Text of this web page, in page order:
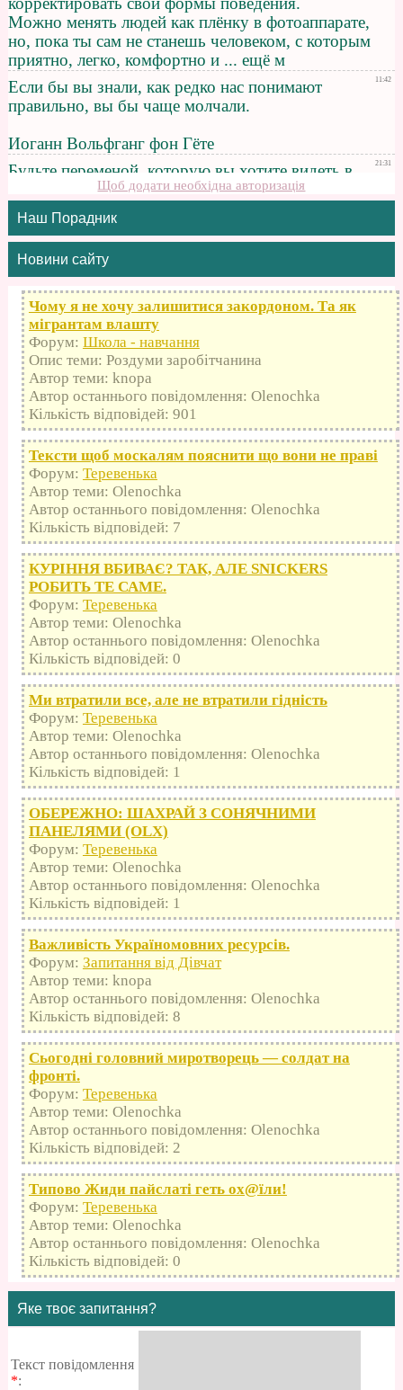
Щоб додати необхідна авторизація
Наш Порадник
Новини сайту
Чому я не хочу залишитися закордоном. Та як
мігрантам влашту
Форум: Школа - навчання
Опис теми: Роздуми заробітчанина
Автор теми: knopa
Автор останнього повідомлення: Olenochka
Кількість відповідей: 901
Тексти щоб москалям пояснити що вони не праві
Форум: Теревенька
Автор теми: Olenochka
Автор останнього повідомлення: Olenochka
Кількість відповідей: 7
КУРІННЯ ВБИВАЄ? ТАК, АЛЕ SNICKERS
РОБИТЬ ТЕ САМЕ.
Форум: Теревенька
Автор теми: Olenochka
Автор останнього повідомлення: Olenochka
Кількість відповідей: 0
Ми втратили все, але не втратили гідність
Форум: Теревенька
Автор теми: Olenochka
Автор останнього повідомлення: Olenochka
Кількість відповідей: 1
ОБЕРЕЖНО: ШАХРАЙ З СОНЯЧНИМИ
ПАНЕЛЯМИ (OLX)
Форум: Теревенька
Автор теми: Olenochka
Автор останнього повідомлення: Olenochka
Кількість відповідей: 1
Важливість Україномовних ресурсів.
Форум: Запитання від Дівчат
Автор теми: knopa
Автор останнього повідомлення: Olenochka
Кількість відповідей: 8
Сьогодні головний миротворець — солдат на
фронті.
Форум: Теревенька
Автор теми: Olenochka
Автор останнього повідомлення: Olenochka
Кількість відповідей: 2
Типово Жиди пайслаті геть оx@їли!
Форум: Теревенька
Автор теми: Olenochka
Автор останнього повідомлення: Olenochka
Кількість відповідей: 0
Яке твоє запитання?
Текст повідомлення
*: